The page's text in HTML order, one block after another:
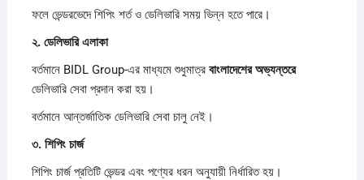
ফলে ভেন্ডরভেদে শিপিং শর্ত ও ডেলিভারি সময় ভিন্ন হতে পারে।
২. ডেলিভারিএলাকা
বর্তমানে BIDL Group-এর মাধ্যমে শুধুমাত্র বাংলাদেশেরঅভ্যন্তরে
ডেলিভারি সেবা প্রদান করা হয়।
বর্তমানে আন্তর্জাতিক ডেলিভারি সেবা চালু নেই।
৩. শিপিং চার্জ
শিপিং চার্জ প্রতিটি ভেন্ডর এবং পণ্যের ধরন অনুযায়ী নির্ধারিত হয়।